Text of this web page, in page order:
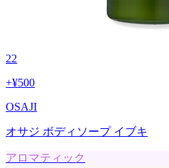
22
+¥500
OSAJI
オサジ ボディソープ イブキ
アロマティック